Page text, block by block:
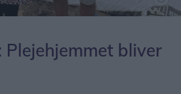
bliver